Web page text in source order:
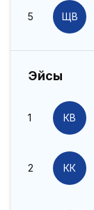
5 ЩВ
Эйсы
1 КВ
2 КК